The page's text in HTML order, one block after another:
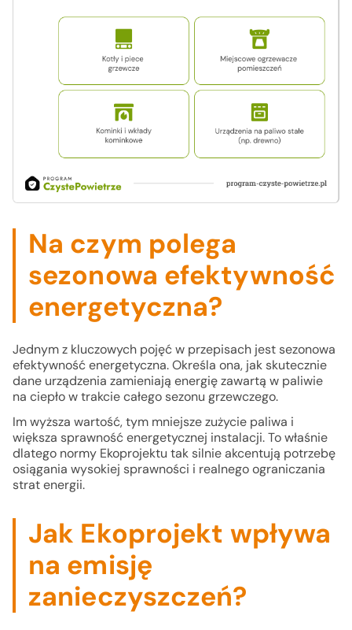
Na czym polega
sezonowa efektywność
energetyczna?
Jednym z kluczowych pojęć w przepisach jest sezonowa
efektywność energetyczna. Określa ona, jak skutecznie
dane urządzenia zamieniają energię zawartą w paliwie
na ciepło w trakcie całego sezonu grzewczego.
Im wyższa wartość, tym mniejsze zużycie paliwa i
większa sprawność energetycznej instalacji. To właśnie
dlatego normy Ekoprojektu tak silnie akcentują potrzebę
osiągania wysokiej sprawności i realnego ograniczania
strat energii.
Jak Ekoprojekt wpływa
na emisję
zanieczyszczeń?